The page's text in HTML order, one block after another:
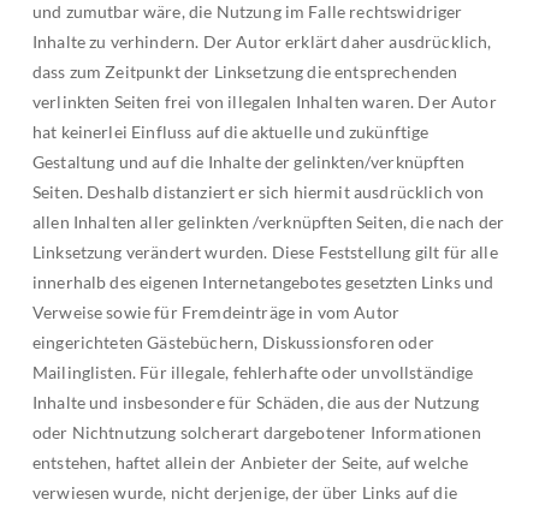
und zumutbar wäre, die Nutzung im Falle rechtswidriger
Inhalte zu verhindern. Der Autor erklärt daher ausdrücklich,
dass zum Zeitpunkt der Linksetzung die entsprechenden
verlinkten Seiten frei von illegalen Inhalten waren. Der Autor
hat keinerlei Einfluss auf die aktuelle und zukünftige
Gestaltung und auf die Inhalte der gelinkten/verknüpften
Seiten. Deshalb distanziert er sich hiermit ausdrücklich von
allen Inhalten aller gelinkten /verknüpften Seiten, die nach der
Linksetzung verändert wurden. Diese Feststellung gilt für alle
innerhalb des eigenen Internetangebotes gesetzten Links und
Verweise sowie für Fremdeinträge in vom Autor
eingerichteten Gästebüchern, Diskussionsforen oder
Mailinglisten. Für illegale, fehlerhafte oder unvollständige
Inhalte und insbesondere für Schäden, die aus der Nutzung
oder Nichtnutzung solcherart dargebotener Informationen
entstehen, haftet allein der Anbieter der Seite, auf welche
verwiesen wurde, nicht derjenige, der über Links auf die